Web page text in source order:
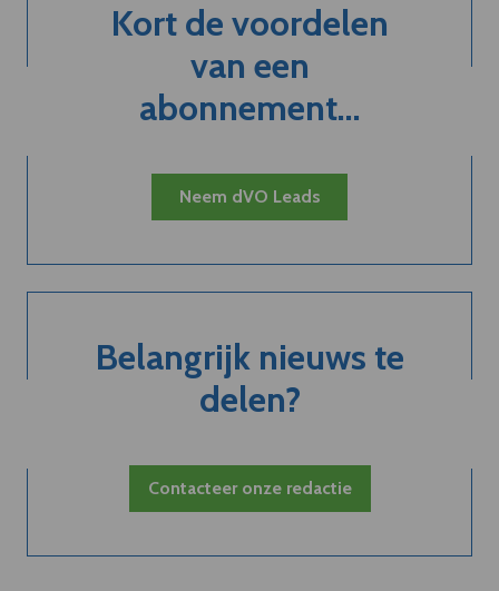
Kort de voordelen
van een
abonnement...
Neem dVO Leads
Belangrijk nieuws te
delen?
Contacteer onze redactie